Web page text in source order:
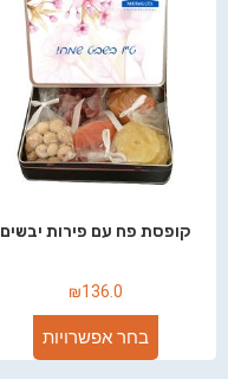
קופסת פח עם פירות יבשים
₪136.0
בחר אפשרויות